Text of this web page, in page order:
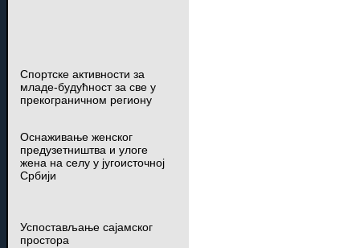
Спортске активности за
младе-будућност за све у
прекограничном региону
Оснаживање женског
предузетништва и улоге
жена на селу у југоисточној
Србији
Успостављање сајамског
простора